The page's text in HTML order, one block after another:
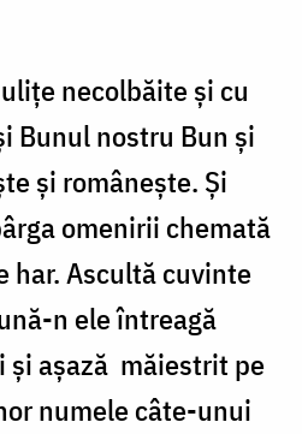
necolbăite și cu
Bunul nostru Bun și
și românește. Și
omenirii chemată
har. Ascultă cuvinte
n ele întreagă
și așază măiestrit pe
numele câte-unui